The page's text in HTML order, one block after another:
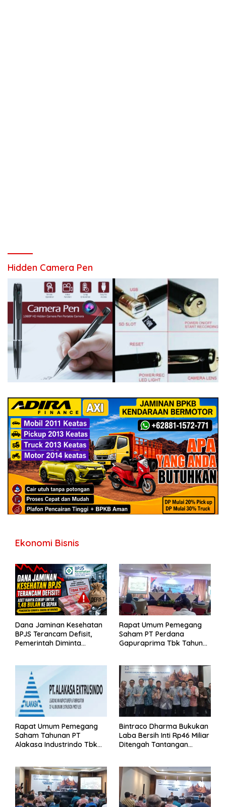
Hidden Camera Pen
Ekonomi Bisnis
Dana Jaminan Kesehatan
BPJS Terancam Defisit,
Pemerintah Diminta
Rapat Umum Pemegang
Saham PT Perdana
Gapuraprima Tbk Tahun
Rapat Umum Pemegang
Saham Tahunan PT
Alakasa Industrindo Tbk
Bintraco Dharma Bukukan
Laba Bersih Inti Rp46 Miliar
Ditengah Tantangan